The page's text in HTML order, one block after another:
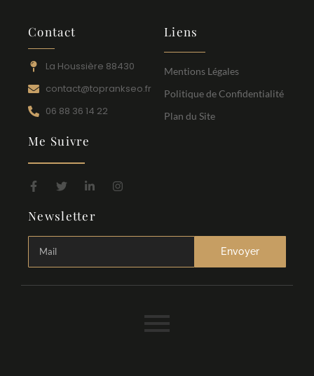
Contact
La Houssière 88430
contact@toprankseo.fr
06 88 36 14 22
Liens
Mentions Légales
Politique de Confidentialité
Plan du Site
Me Suivre
Newsletter
Envoyer